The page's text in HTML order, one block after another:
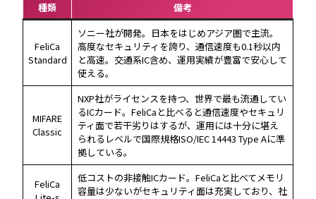
種類 備考
FeliCa
Standard
ソニー社が開発。日本をはじめアジア圏で主流。
高度なセキュリティを誇り、通信速度も0.1秒以内
と高速。交通系IC含め、運用実績が豊富で安心して
使える。
MIFARE
Classic
NXP社がライセンスを持つ、世界で最も流通してい
るICカード。FeliCaと比べると通信速度やセキュリ
ティ面で若干劣りはするが、運用には十分に堪え
られるレベルで国際規格ISO/IEC 14443 Type Aに準
拠している。
FeliCa
低コストの非接触ICカード。FeliCaと比べてメモリ
容量は少ないがセキュリティ面は充実しており、社